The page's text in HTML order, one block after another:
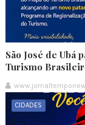
São José de Ubá
Turismo
CIDADES